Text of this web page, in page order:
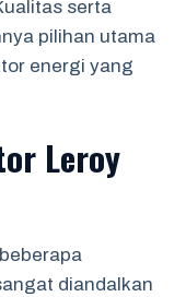
serta
pilihan utama
energi yang
Leroy
diandalkan